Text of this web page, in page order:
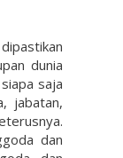
dunia
saja
jabatan,
dan